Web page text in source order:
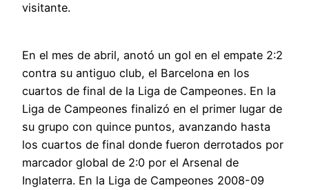
visitante.
En el mes de abril, anotó un gol en el empate 2:2
contra su antiguo club, el Barcelona en los
cuartos de final de la Liga de Campeones. En la
Liga de Campeones finalizó en el primer lugar de
su grupo con quince puntos, avanzando hasta
los cuartos de final donde fueron derrotados por
marcador global de 2:0 por el Arsenal de
Inglaterra. En la Liga de Campeones 2008-09